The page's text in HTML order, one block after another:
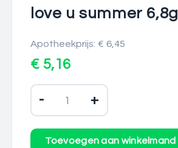
love u summer 6,8g
Apotheekprijs: € 6,45
€ 5,16
- +